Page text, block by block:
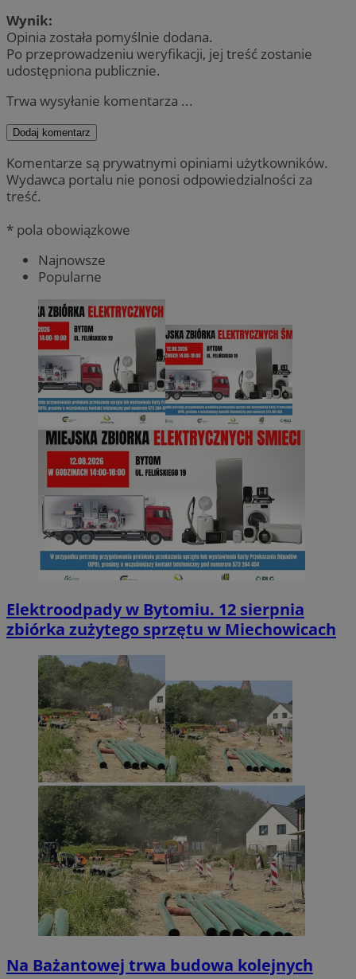
Wynik:
Opinia została pomyślnie dodana.
Po przeprowadzeniu weryfikacji, jej treść zostanie
udostępniona publicznie.
Trwa wysyłanie komentarza ...
Dodaj komentarz
Komentarze są prywatnymi opiniami użytkowników.
Wydawca portalu nie ponosi odpowiedzialności za
treść.
* pola obowiązkowe
Najnowsze
Popularne
Elektroodpady w Bytomiu. 12 sierpnia
zbiórka zużytego sprzętu w Miechowicach
Na Bażantowej trwa budowa kolejnych